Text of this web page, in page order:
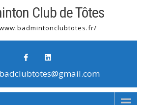
Club de Tôtes
badclubtotes@gmail.com